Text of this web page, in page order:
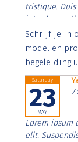
tristique.
interdum
Aenean
imperdiet.
Schrijf je in
model en
begeleiding
Saturday
23
MAY
Lorem ipsum
elit.